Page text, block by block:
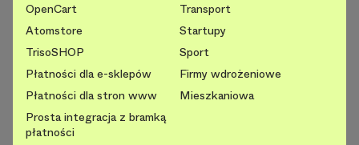
OpenCart
Atomstore
TrisoSHOP
Płatności dla e-sklepów
Płatności dla stron www
Prosta integracja z bramką
płatności
Transport
Startupy
Sport
Firmy wdrożeniowe
Mieszkaniowa